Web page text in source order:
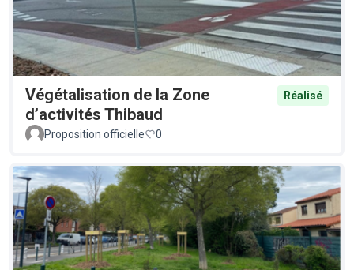
Végétalisation de la Zone
d’activités Thibaud
Réalisé
Proposition officielle 0